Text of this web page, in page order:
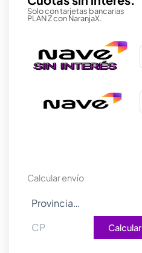
Solo con tarjetas bancarias
PLAN Z con NaranjaX.
Calcular envío
Calcular